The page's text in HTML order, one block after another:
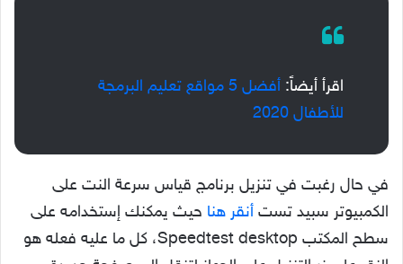
اقرأ أيضاً:
أفضل 5 مواقع تعليم البرمجة
للأطفال 2020
في حال رغبت في تنزيل برنامج قياس سرعة النت على
الكمبيوتر سبيد تست أنقر هنا حيث يمكنك إستخدامه على
سطح المكتب Speedtest desktop، كل ما عليه فعله هو